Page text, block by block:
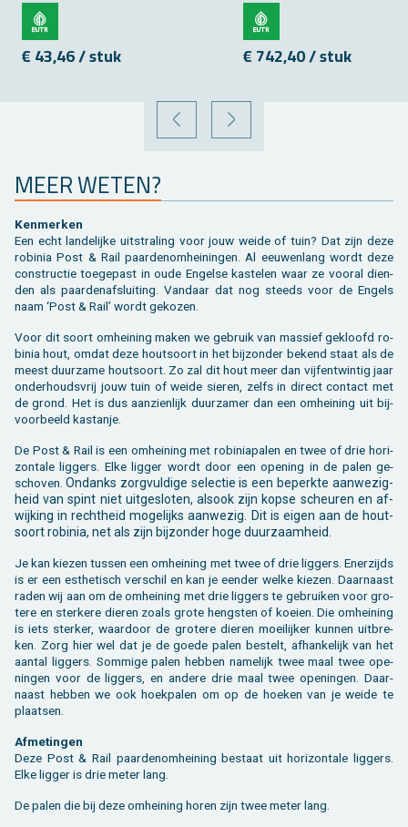
€ 43,46 / stuk € 742,40 / stuk
VORIGE VOLGENDE
MEER WETEN?
Ken­mer­ken
Een echt lan­de­lij­ke uit­stra­ling voor jouw weide of tuin? Dat zijn deze
ro­bi­nia Post & Rail paar­de­nom­hei­nin­gen. Al eeu­wen­lang wordt deze
con­struc­tie toe­ge­past in oude En­gel­se kas­te­len waar ze voor­al dien­
den als paar­den­af­slui­ting. Van­daar dat nog steeds voor de En­gels
naam ‘Post & Rail’ wordt ge­ko­zen.
Voor dit soort om­hei­ning maken we ge­bruik van mas­sief ge­kloofd ro­
bi­nia hout, omdat deze hout­soort in het bij­zon­der be­kend staat als de
meest duur­za­me hout­soort. Zo zal dit hout meer dan vijf­en­twin­tig jaar
on­der­houds­vrij jouw tuin of weide sie­ren, zelfs in di­rect con­tact met
de grond. Het is dus aan­zien­lijk duur­za­mer dan een om­hei­ning uit bij­
voor­beeld kas­tan­je.
De Post & Rail is een om­hei­ning met ro­bi­nia­pa­len en twee of drie ho­ri­
zon­ta­le lig­gers. Elke lig­ger wordt door een ope­ning in de palen ge­
scho­ven. On­danks zorg­vul­di­ge se­lec­tie is een be­perk­te aan­we­zig­
heid van spint niet uit­ge­slo­ten, als­ook zijn kopse scheu­ren en af­
wij­king in recht­heid mo­ge­lijks aan­we­zig. Dit is eigen aan de hout­
soort ro­bi­nia, net als zijn bij­zon­der hoge duur­zaam­heid.
Je kan kie­zen tus­sen een om­hei­ning met twee of drie lig­gers. Ener­zijds
is er een es­the­tisch ver­schil en kan je een­der welke kie­zen. Daar­naast
raden wij aan om de om­hei­ning met drie lig­gers te ge­brui­ken voor gro­
te­re en ster­ke­re die­ren zoals grote heng­sten of koei­en. Die om­hei­ning
is iets ster­ker, waar­door de gro­te­re die­ren moei­lij­ker kun­nen uit­bre­
ken. Zorg hier wel dat je de goede palen be­stelt, af­han­ke­lijk van het
aan­tal lig­gers. Som­mi­ge palen heb­ben na­me­lijk twee maal twee ope­
nin­gen voor de lig­gers, en an­de­re drie maal twee ope­nin­gen. Daar­
naast heb­ben we ook hoek­pa­len om op de hoe­ken van je weide te
plaat­sen.
Af­me­tin­gen
Deze Post & Rail paar­de­nom­hei­ning be­staat uit ho­ri­zon­ta­le lig­gers.
Elke lig­ger is drie meter lang.
De palen die bij deze om­hei­ning horen zijn twee meter lang.